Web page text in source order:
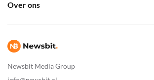
Newsbit Media Group
Over ons